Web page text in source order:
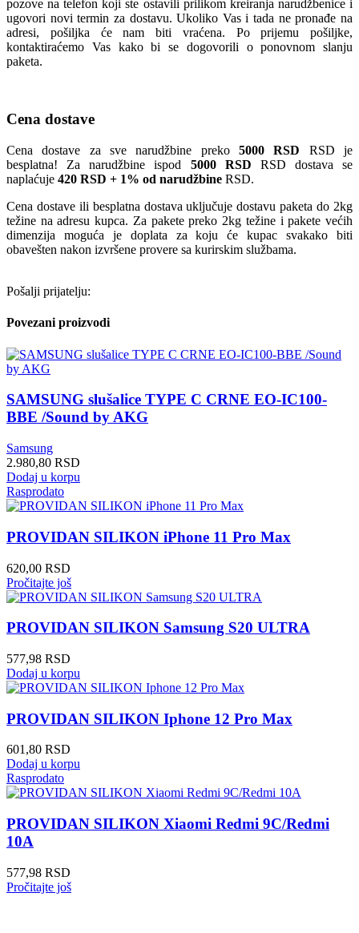
pozove na telefon koji ste ostavili prilikom kreiranja narudžbenice i
ugovori novi termin za dostavu. Ukoliko Vas i tada ne pronađe na
adresi, pošiljka će nam biti vraćena. Po prijemu pošiljke,
kontaktiraćemo Vas kako bi se dogovorili o ponovnom slanju
paketa.
Cena dostave
Cena dostave za sve narudžbine preko 5000 RSD RSD je
besplatna! Za narudžbine ispod 5000 RSD RSD dostava se
naplaćuje 420 RSD + 1% od narudžbine RSD.
Cena dostave ili besplatna dostava uključuje dostavu paketa do 2kg
težine na adresu kupca. Za pakete preko 2kg težine i pakete većih
dimenzija moguća je doplata za koju će kupac svakako biti
obavešten nakon izvršene provere sa kurirskim službama.
Pošalji prijatelju:
Povezani proizvodi
SAMSUNG slušalice TYPE C CRNE EO-IC100-
BBE /Sound by AKG
Samsung
2.980,80 RSD
Dodaj u korpu
Rasprodato
PROVIDAN SILIKON iPhone 11 Pro Max
620,00 RSD
Pročitajte još
PROVIDAN SILIKON Samsung S20 ULTRA
577,98 RSD
Dodaj u korpu
PROVIDAN SILIKON Iphone 12 Pro Max
601,80 RSD
Dodaj u korpu
Rasprodato
PROVIDAN SILIKON Xiaomi Redmi 9C/Redmi
10A
577,98 RSD
Pročitajte još